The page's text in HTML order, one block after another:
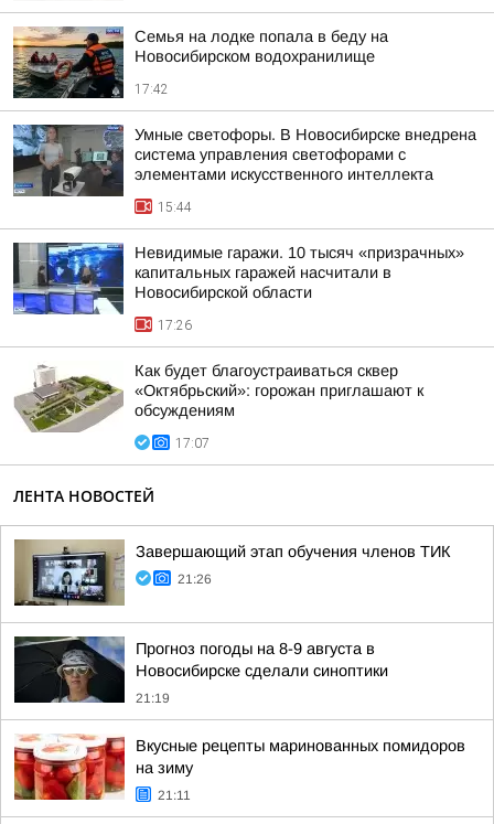
Семья на лодке попала в беду на
Новосибирском водохранилище
17:42
Умные светофоры. В Новосибирске внедрена
система управления светофорами с
элементами искусственного интеллекта
15:44
Невидимые гаражи. 10 тысяч «призрачных»
капитальных гаражей насчитали в
Новосибирской области
17:26
Как будет благоустраиваться сквер
«Октябрьский»: горожан приглашают к
обсуждениям
17:07
ЛЕНТА НОВОСТЕЙ
Завершающий этап обучения членов ТИК
21:26
Прогноз погоды на 8-9 августа в
Новосибирске сделали синоптики
21:19
Вкусные рецепты маринованных помидоров
на зиму
21:11